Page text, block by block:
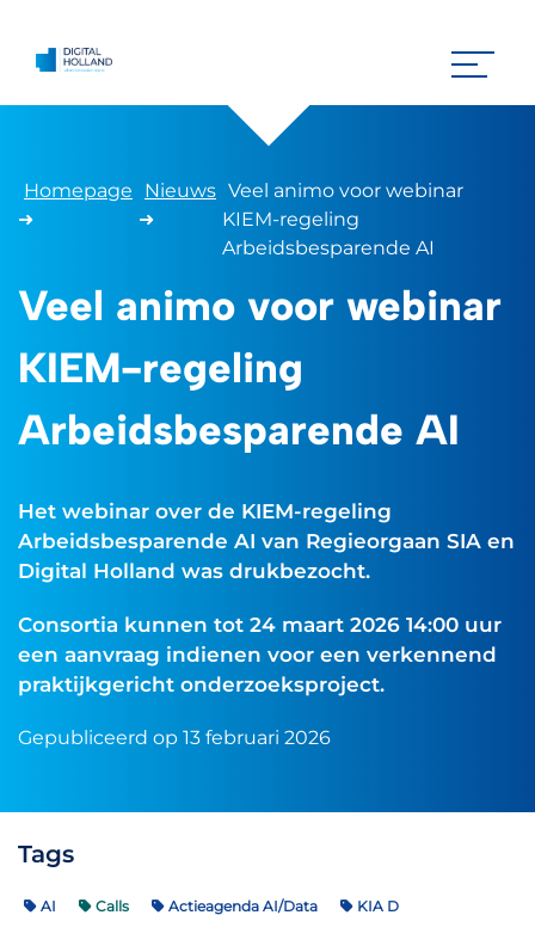
Homepage
➜
Nieuws
➜
Veel animo voor webinar
KIEM-regeling
Arbeidsbesparende AI
Veel animo voor webinar
KIEM-regeling
Arbeidsbesparende AI
Het webinar over de KIEM-regeling
Arbeidsbesparende AI van Regieorgaan SIA en
Digital Holland was drukbezocht.
Consortia kunnen tot 24 maart 2026 14:00 uur
een aanvraag indienen voor een verkennend
praktijkgericht onderzoeksproject.
Gepubliceerd op 13 februari 2026
Tags
AI Calls Actieagenda AI/Data KIA D